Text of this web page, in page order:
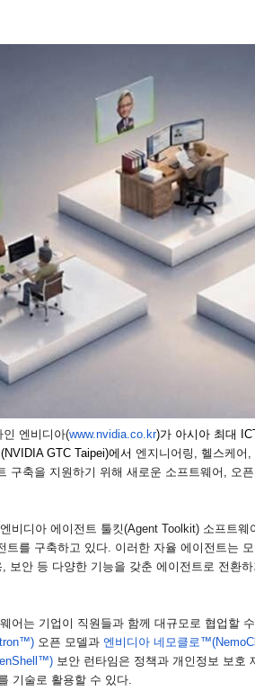
인 엔비디아(www.nvidia.co.kr)가 아시아 최대
(NVIDIA GTC Taipei)에서 엔지니어링 , 헬스케어 ,
구축을 지원하기 위해 새로운 소프트웨어, 오
비디아 에이전트 툴킷(Agent Toolkit) 소프트웨
트를 구축하고 있다. 이러한 자율 에이전트는
, 보안 등 다양한 기능을 갖춘 에이전트로 전환
어는 기업이 직원들과 함께 대규모로 협업할
™) 오픈 모델과 엔비디아 네모클로™
™) 보안 런타임은 정책과 개인정보 보호
기술로 활용할 수 있다.